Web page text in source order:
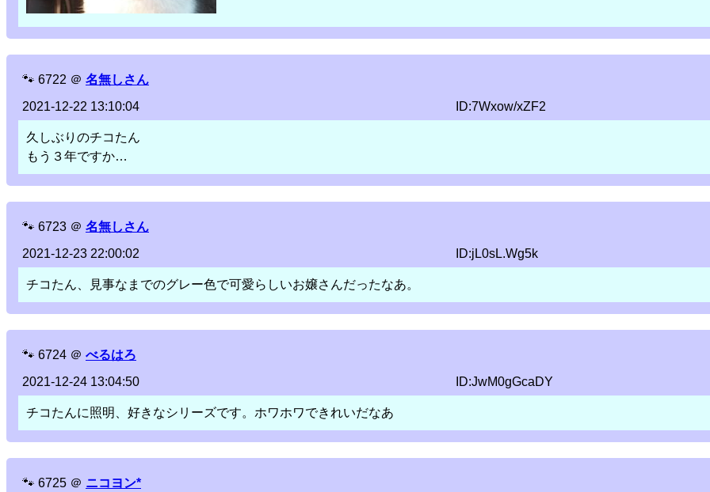
🐾 6722 ＠ 名無しさん
2021-12-22 13:10:04
ID:7Wxow/xZF2
久しぶりのチコたん
もう３年ですか…
🐾 6723 ＠ 名無しさん
2021-12-23 22:00:02
ID:jL0sL.Wg5k
チコたん、見事なまでのグレー色で可愛らしいお嬢さんだったなあ。
🐾 6724 ＠ べるはろ
2021-12-24 13:04:50
ID:JwM0gGcaDY
チコたんに照明、好きなシリーズです。ホワホワできれいだなあ
🐾 6725 ＠ ニコヨン*